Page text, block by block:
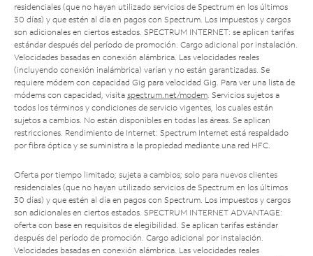
residenciales (que no hayan utilizado servicios de Spectrum en los últimos
30 días) y que estén al día en pagos con Spectrum. Los impuestos y cargos
son adicionales en ciertos estados. SPECTRUM INTERNET: se aplican tarifas
estándar después del período de promoción. Cargo adicional por instalación.
Velocidades basadas en conexión alámbrica. Las velocidades reales
(incluyendo conexión inalámbrica) varían y no están garantizadas. Se
requiere módem con capacidad Gig para velocidad Gig. Para ver una lista de
módems con capacidad, visita spectrum.net/modem . Servicios sujetos a
todos los términos y condiciones de servicio vigentes, los cuales están
sujetos a cambios. No están disponibles en todas las áreas. Se aplican
restricciones. Rendimiento de Internet: Spectrum Internet está respaldado
por fibra óptica y se suministra a la propiedad mediante una red HFC.
Oferta por tiempo limitado; sujeta a cambios; solo para nuevos clientes
residenciales (que no hayan utilizado servicios de Spectrum en los últimos
30 días) y que estén al día en pagos con Spectrum. Los impuestos y cargos
son adicionales en ciertos estados. SPECTRUM INTERNET ADVANTAGE:
oferta con base en requisitos de elegibilidad. Se aplican tarifas estándar
después del período de promoción. Cargo adicional por instalación.
Velocidades basadas en conexión alámbrica. Las velocidades reales